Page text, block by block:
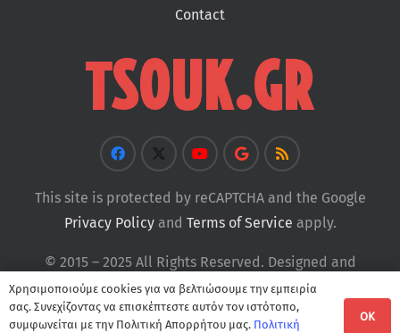
Contact
This site is protected by reCAPTCHA and the Google
Privacy Policyand Terms of Service apply.
© 2015 – 2025 All Rights Reserved. Designed and
Developed byTsouk
Χρησιμοποιούμε cookies για να βελτιώσουμε την εμπειρία
σας. Συνεχίζοντας να επισκέπτεστε αυτόν τον ιστότοπο,
συμφωνείται με την Πολιτική Απορρήτου μας. Πολιτική
OK